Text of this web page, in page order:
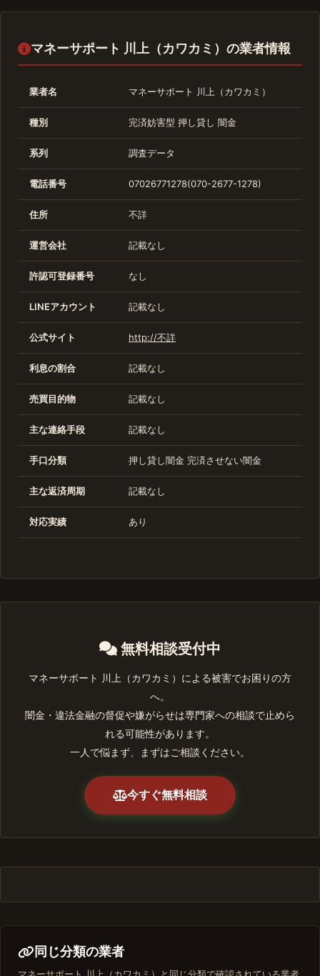
マネーサポート 川上（カワカミ）の業者情報
業者名 マネーサポート 川上（カワカミ）
種別 完済妨害型 押し貸し 闇金
系列 調査データ
電話番号 07026771278(070-2677-1278)
住所 不詳
運営会社 記載なし
許認可登録番号 なし
LINEアカウント 記載なし
公式サイト http://不詳
利息の割合 記載なし
売買目的物 記載なし
主な連絡手段 記載なし
手口分類 押し貸し闇金 完済させない闇金
主な返済周期 記載なし
対応実績 あり
無料相談受付中
マネーサポート 川上（カワカミ）による被害でお困りの方
へ。
闇金・違法金融の督促や嫌がらせは専門家への相談で止めら
れる可能性があります。
一人で悩まず、まずはご相談ください。
今すぐ無料相談
同じ分類の業者
マネーサポート 川上（カワカミ）と同じ分類で確認されている業者